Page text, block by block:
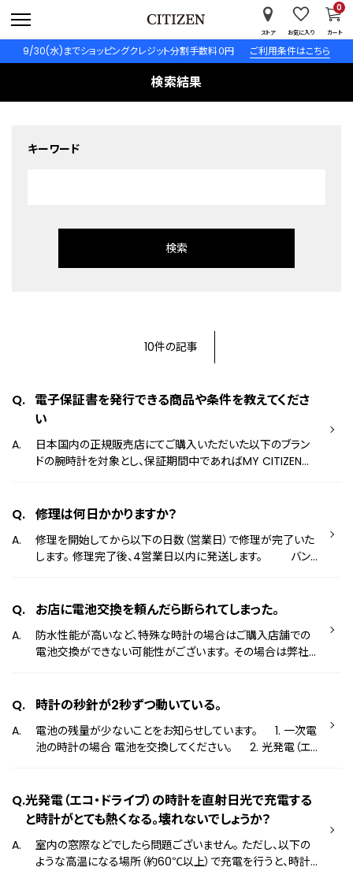
9/30(水)までショッピングクレジット分割手数料０円 ご利用条件はこちら
ストア お気に入り カート
0
検索結果
キーワード
10件の記事
電子保証書を発行できる商品や条件を教えてくださ
い
日本国内の正規販売店にてご購入いただいた以下のブラン
ドの腕時計を対象とし、保証期間中であればMY CITIZENに
コレクション プロマスター シチズン クリエイティブ ラボ シリ
詳しくは以下のページをご覧ください。 シチズンの会員制サ
ービスについて
修理は何日かかりますか？
修理を開始してから以下の日数（営業日）で修理が完了いた
します。 修理完了後、4営業日以内に発送します。 バン
日 ※上記とは別に事務処理/お見積もり/配送のお時間
期詳細はご購入店舗へご確認ください。 ※修理/交換用部品
の在庫状況や、修理品の受付状況によってお預かりする日数
計など一部のモデルは修理内容に関わらず1～2カ月お時間
をいただく場合がございます。
お店に電池交換を頼んだら断られてしまった。
防水性能が高いなど、特殊な時計の場合はご購入店舗での
電池交換ができない可能性がございます。 その場合は弊社
口はこちら ＊光発電（エコ・ドライブ）の時計は電池交換対
を行える期間を過ぎている時計は電池交換をできない可能
性がございます。 修理不可能な時計のご案内はこちら
時計の秒針が2秒ずつ動いている。
電池の残量が少ないことをお知らせしています。 1. 一次電
池の時計の場合 電池を交換してください。 2. 光発電（エ
は、時刻を合わせてからご使用ください。 ※各時計の操作
や、充電が完了する時間は製品によって異なります。詳しくは
取扱説明書をご確認ください。 取扱説明書はこちら
光発電（エコ・ドライブ）の時計を直射日光で充電する
と時計がとても熱くなる。壊れないでしょうか？
室内の窓際などでしたら問題ございません。 ただし、以下の
ような高温になる場所（約60℃以上）で充電を行うと、時計